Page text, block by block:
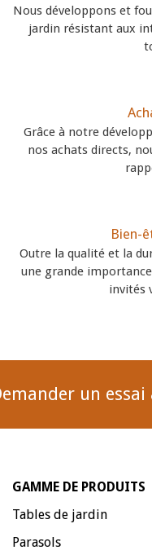
Nous développons et
jardin résistant aux
Grâce à notre
nos achats directs,
Bien-
Outre la qualité et la
une grande
invités
un essai
GAMME DE PRODUITS
Tables de jardin
Parasols